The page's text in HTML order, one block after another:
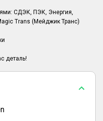
СДЭК, ПЭК, Энергия,
Trans (Мейджик Транс)